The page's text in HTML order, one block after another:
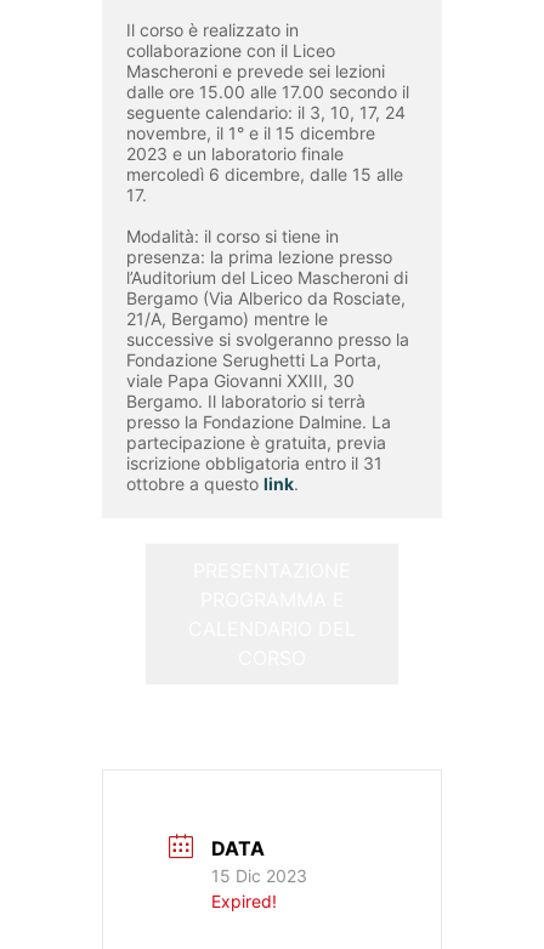
Il corso è realizzato in
collaborazione con il Liceo
Mascheroni e prevede sei lezioni
dalle ore 15.00 alle 17.00 secondo il
seguente calendario: il 3, 10, 17, 24
novembre, il 1° e il 15 dicembre
2023 e un laboratorio finale
mercoledì 6 dicembre, dalle 15 alle
17.
Modalità: il corso si tiene in
presenza: la prima lezione presso
l’Auditorium del Liceo Mascheroni di
Bergamo (Via Alberico da Rosciate,
21/A, Bergamo) mentre le
successive si svolgeranno presso la
Fondazione Serughetti La Porta,
viale Papa Giovanni XXIII, 30
Bergamo. Il laboratorio si terrà
presso la Fondazione Dalmine. La
partecipazione è gratuita, previa
iscrizione obbligatoria entro il 31
ottobre a questo link.
DATA
15 Dic 2023
Expired!